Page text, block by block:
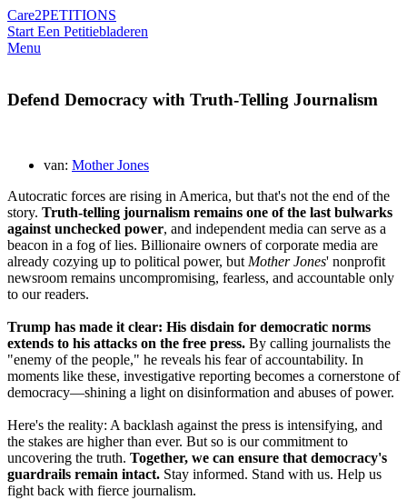
Care2PETITIONS
Start Een Petitiebladeren
Menu
Defend Democracy with Truth-Telling Journalism
van: Mother Jones
Autocratic forces are rising in America, but that's not the end of the
story. Truth-telling journalism remains one of the last bulwarks
against unchecked power, and independent media can serve as a
beacon in a fog of lies. Billionaire owners of corporate media are
already cozying up to political power, butMother Jones' nonprofit
newsroom remains uncompromising, fearless, and accountable only
to our readers.
Trump has made it clear: His disdain for democratic norms
extends to his attacks on the free press. By calling journalists the
"enemy of the people," he reveals his fear of accountability. In
moments like these, investigative reporting becomes a cornerstone of
democracy—shining a light on disinformation and abuses of power.
Here's the reality: A backlash against the press is intensifying, and
the stakes are higher than ever. But so is our commitment to
uncovering the truth. Together, we can ensure that democracy's
guardrails remain intact. Stay informed. Stand with us. Help us
fight back with fierce journalism.